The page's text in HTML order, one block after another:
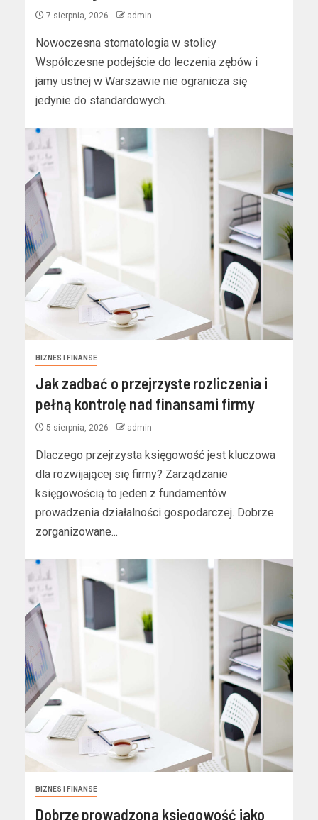
7 sierpnia, 2026 admin
Nowoczesna stomatologia w stolicy
Współczesne podejście do leczenia zębów i
jamy ustnej w Warszawie nie ogranicza się
jedynie do standardowych...
BIZNES I FINANSE
Jak zadbać o przejrzyste rozliczenia i
pełną kontrolę nad finansami firmy
5 sierpnia, 2026 admin
Dlaczego przejrzysta księgowość jest kluczowa
dla rozwijającej się firmy? Zarządzanie
księgowością to jeden z fundamentów
prowadzenia działalności gospodarczej. Dobrze
zorganizowane...
BIZNES I FINANSE
Dobrze prowadzona księgowość jako